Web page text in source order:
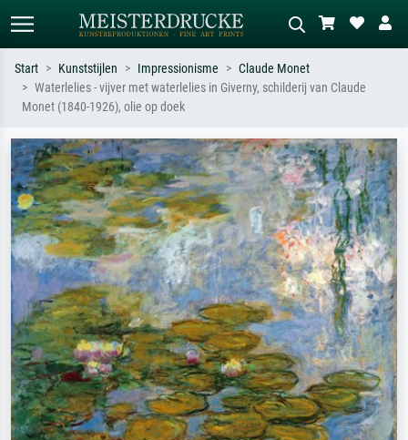
Standaard zoeken
Monet, Sterrennacht, impressionisme,
Hokusai-golf, naakt.
weide, abstract met veel rood, donker
olieverfschilderij, staand naakt naast
een boom.
Start Kunststijlen Impressionisme
Claude Monet
Waterlelies - vijver met waterlelies in Giverny, schilderij van Claude
Monet (1840-1926), olie op doek